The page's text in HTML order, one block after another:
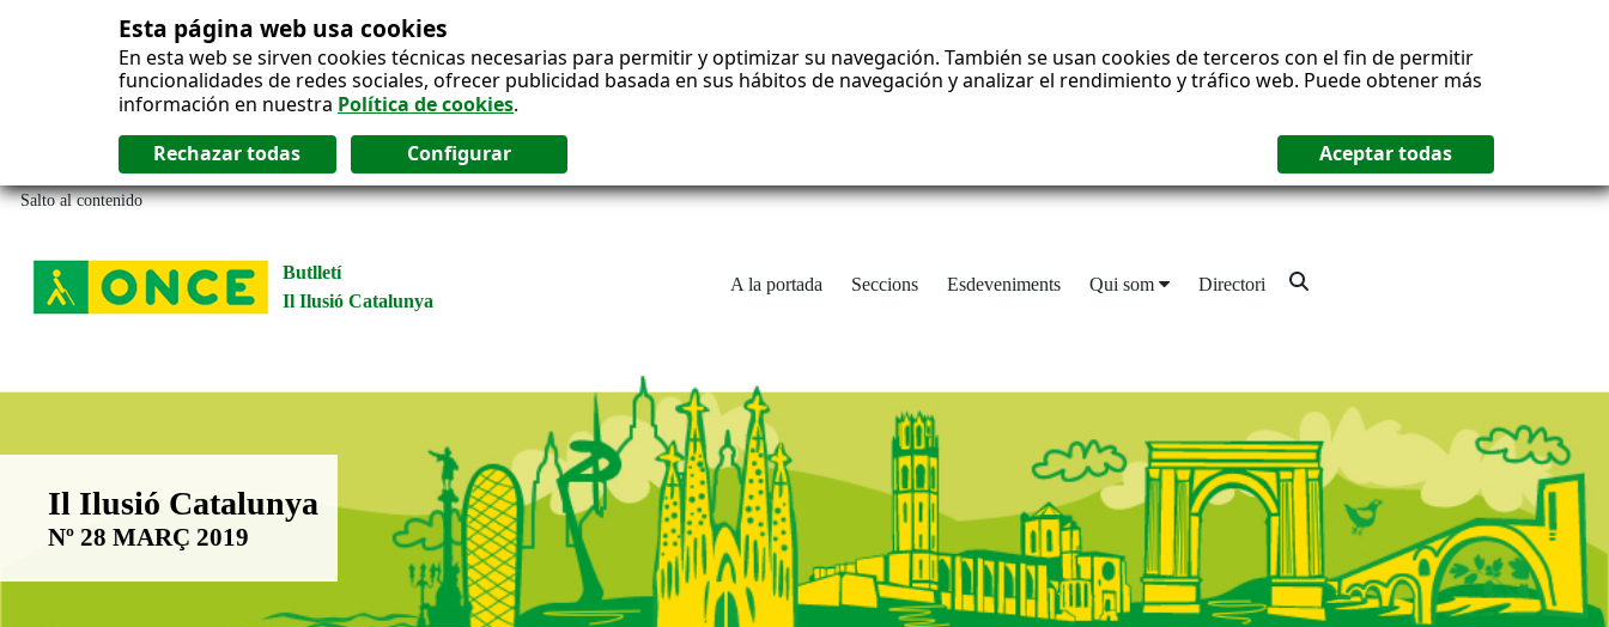
Esta página web usa cookies
En esta web se sirven cookies técnicas necesarias para permitir y optimizar su navegación. También se usan cookies de terceros con el fin de permitir
funcionalidades de redes sociales, ofrecer publicidad basada en sus hábitos de navegación y analizar el rendimiento y tráfico web. Puede obtener más
información en nuestra Política de cookies.
Salto al contenido
Butlletí
Il Ilusió Catalunya
A la portada Seccions Esdeveniments Qui som Directori
Boletín Il·lusió Catalunya
Il Ilusió Catalunya
Nº 28 MARÇ 2019